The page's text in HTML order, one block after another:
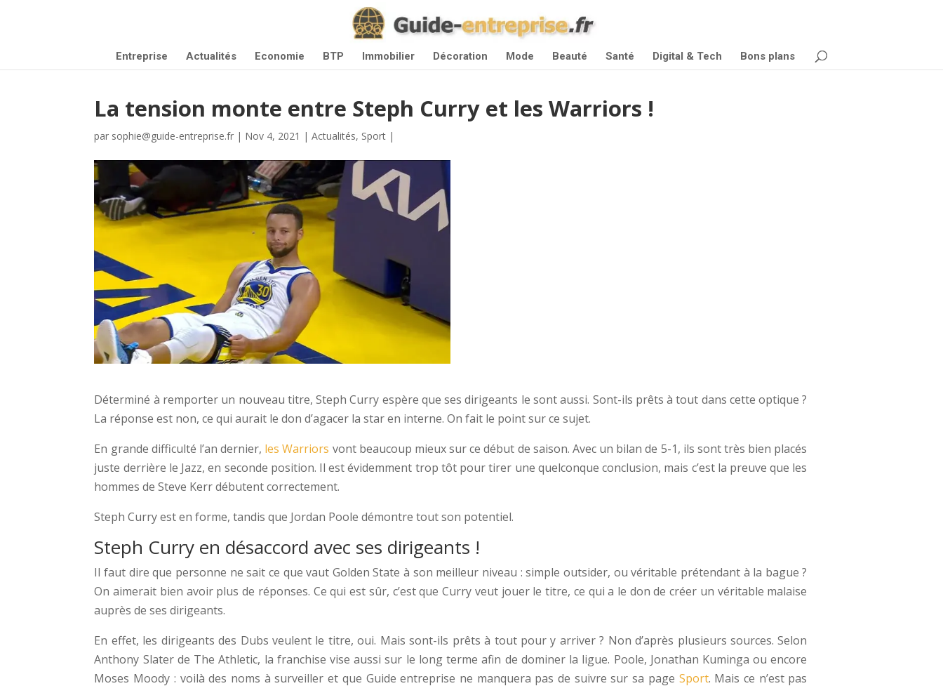
Entreprise Actualités Economie BTP Immobilier Décoration Mode Beauté Santé Digital & Tech Bons plans
La tension monte entre Steph Curry et les Warriors !
par sophie@guide-entreprise.fr | Nov 4, 2021 |Actualités, Sport |
Déterminé à remporter un nouveau titre, Steph Curry espère que ses dirigeants le sont aussi. Sont-ils prêts à tout dans cette optique ?
La réponse est non, ce qui aurait le don d’agacer la star en interne. On fait le point sur ce sujet.
En grande difficulté l’an dernier, les Warriors vont beaucoup mieux sur ce début de saison. Avec un bilan de 5-1, ils sont très bien placés
juste derrière le Jazz, en seconde position. Il est évidemment trop tôt pour tirer une quelconque conclusion, mais c’est la preuve que les
hommes de Steve Kerr débutent correctement.
Steph Curry est en forme, tandis que Jordan Poole démontre tout son potentiel.
Steph Curry en désaccord avec ses dirigeants !
Il faut dire que personne ne sait ce que vaut Golden State à son meilleur niveau : simple outsider, ou véritable prétendant à la bague ?
On aimerait bien avoir plus de réponses. Ce qui est sûr, c’est que Curry veut jouer le titre, ce qui a le don de créer un véritable malaise
auprès de ses dirigeants.
En effet, les dirigeants des Dubs veulent le titre, oui. Mais sont-ils prêts à tout pour y arriver ? Non d’après plusieurs sources. Selon
Anthony Slater de The Athletic, la franchise vise aussi sur le long terme afin de dominer la ligue. Poole, Jonathan Kuminga ou encore
Moses Moody : voilà des noms à surveiller et que Guide entreprise ne manquera pas de suivre sur sa page Sport. Mais ce n’est pas